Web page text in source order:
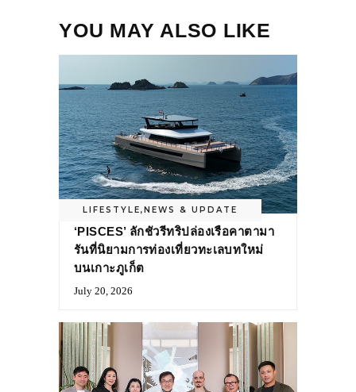
YOU MAY ALSO LIKE
LIFESTYLE,NEWS & UPDATE
‘PISCES’ ลักชัวรีทริปล่องเรือคาตามา
รันที่นิยามการท่องเที่ยวทะเลบทใหม่
บนเกาะภูเก็ต
July 20, 2026